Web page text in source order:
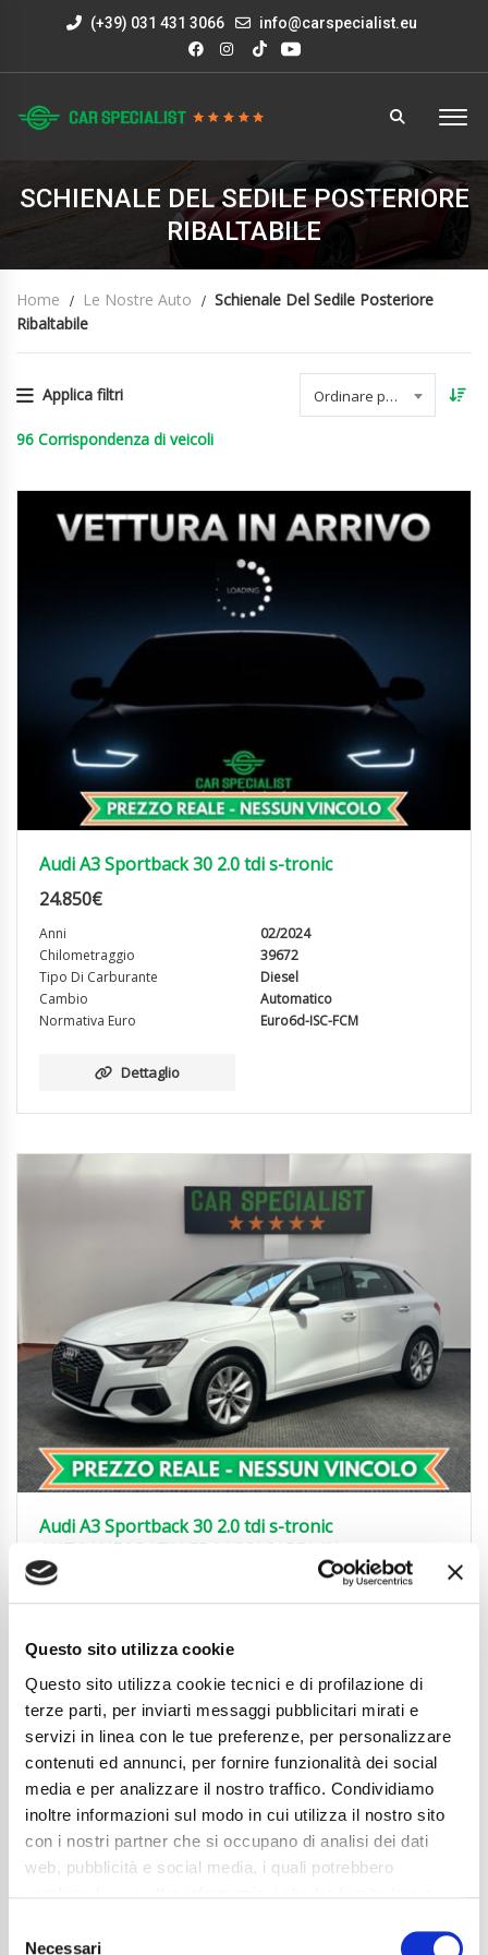
Questo sito utilizza cookie
Questo sito utilizza cookie tecnici e di profilazione di
terze parti, per inviarti messaggi pubblicitari mirati e
servizi in linea con le tue preferenze, per personalizzare
contenuti ed annunci, per fornire funzionalità dei social
media e per analizzare il nostro traffico. Condividiamo
inoltre informazioni sul modo in cui utilizza il nostro sito
con i nostri partner che si occupano di analisi dei dati
web, pubblicità e social media, i quali potrebbero
mera chiusura del banner non comporta l’accettazione
Necessari
(+39) 031 431 3066 info@carspecialist.eu
SCHIENALE DEL SEDILE POSTERIORE
RIBALTABILE
Home Le Nostre Auto
Schienale Del Sedile Posteriore
Ribaltabile
Applica filtri Ordinare per data
96 Corrispondenza di veicoli
Audi A3 Sportback 30 2.0 tdi s-tronic
24.850€
Anni
02/2024
Chilometraggio
39672
Tipo Di Carburante
Diesel
Cambio
Automatico
Normativa Euro
Euro6d-ISC-FCM
Dettaglio
Audi A3 Sportback 30 2.0 tdi s-tronic
AUTO|NEOPAT|LED|ACC|CARPLAY
25.850
Chilometraggio
Cambio
Automatico
Normativa Euro
Euro6d-ISC-FCM
Dettaglio